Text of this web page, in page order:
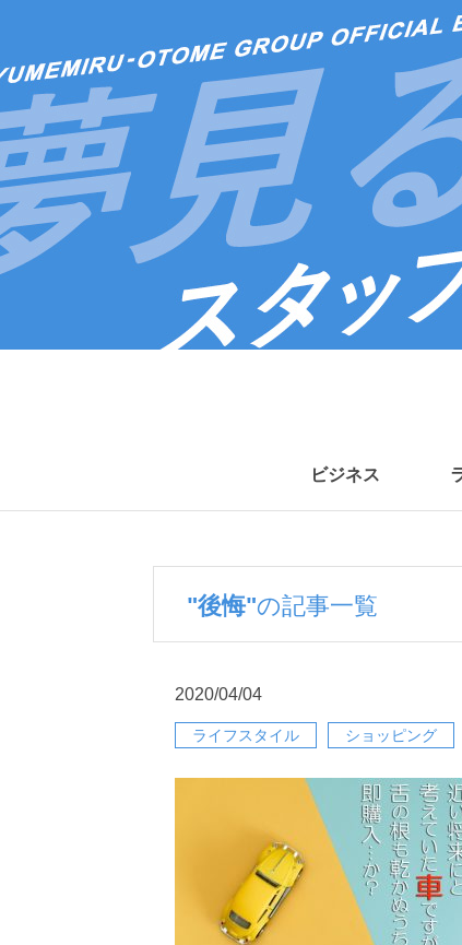
ビジネス
"後悔"の記事一覧
2020/04/04
ライフスタイル ショッピング